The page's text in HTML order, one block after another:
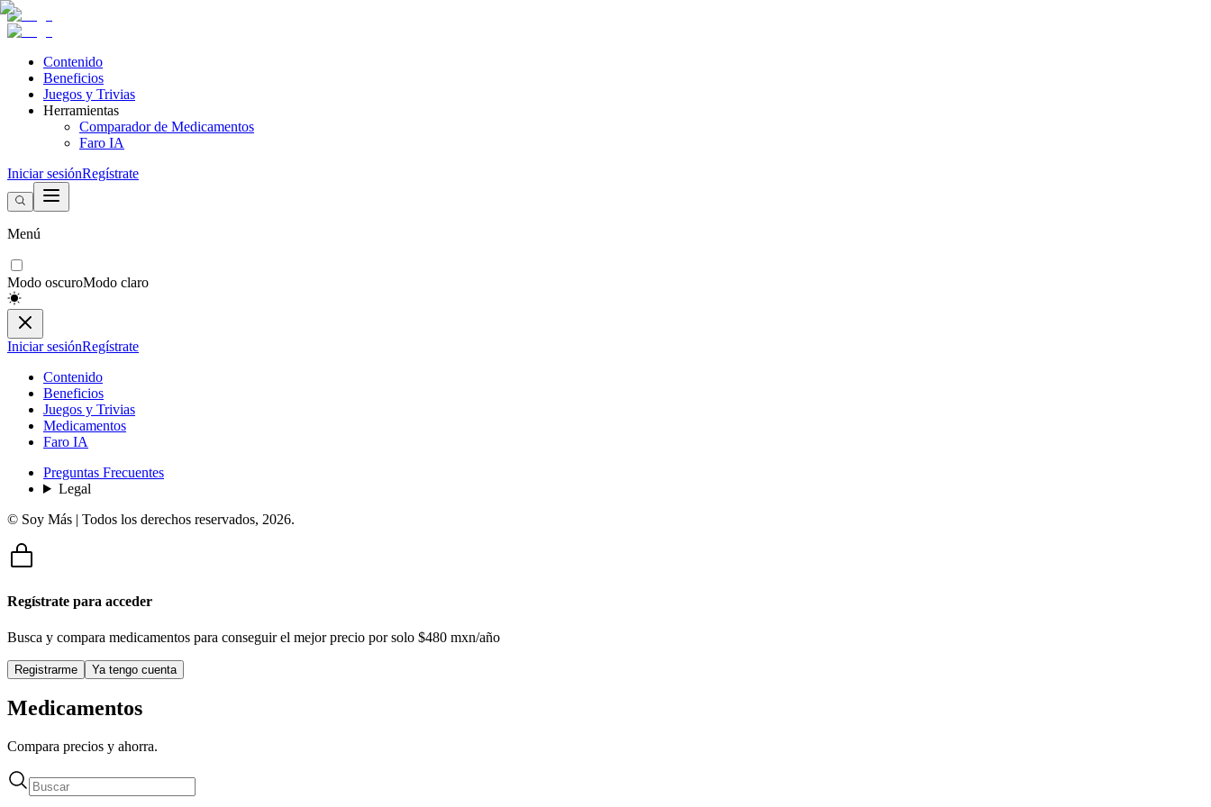
Contenido
Beneficios
Juegos y Trivias
Herramientas
Comparador de Medicamentos
Faro IA
Iniciar sesiónRegístrate
Menú
Modo oscuroModo claro
Iniciar sesiónRegístrate
Contenido
Beneficios
Juegos y Trivias
Medicamentos
Faro IA
Preguntas Frecuentes
Legal
© Soy Más | Todos los derechos reservados, 2026.
Regístrate para acceder
Busca y compara medicamentos para conseguir el mejor precio por solo $480 mxn/año
Registrarme Ya tengo cuenta
Medicamentos
Compara precios y ahorra.